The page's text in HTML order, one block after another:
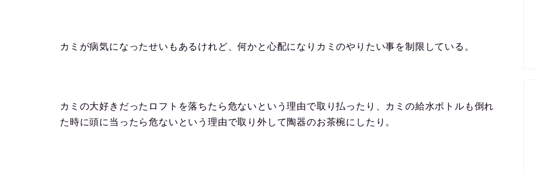
カミが病気になったせいもあるけれど、何かと心配になりカミのやりたい事を制限している。
カミの大好きだったロフトを落ちたら危ないという理由で取り払ったり、カミの給水ボトルも倒れ
た時に頭に当ったら危ないという理由で取り外して陶器のお茶椀にしたり。